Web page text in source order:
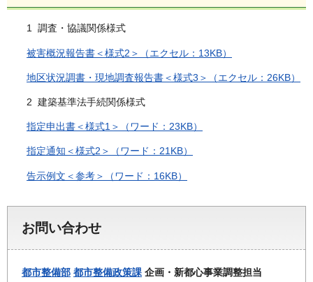
1 調査・協議関係様式
被害概況報告書＜様式2＞（エクセル：13KB）
地区状況調書・現地調査報告書＜様式3＞（エクセル：26KB）
2 建築基準法手続関係様式
指定申出書＜様式1＞（ワード：23KB）
指定通知＜様式2＞（ワード：21KB）
告示例文＜参考＞（ワード：16KB）
お問い合わせ
都市整備部 都市整備政策課 企画・新都心事業調整担当